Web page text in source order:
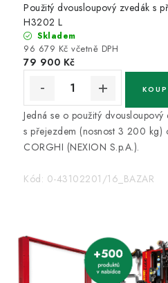
Použitý dvousloupový zvedák s
H3202 L
Skladem
96 679 Kč včetně DPH
79 900 Kč
Jedná se o použitý
s přejezdem (nosnost 3 200 kg)
CORGHI (NEXION S.p.A.).
Kód: 0-43102201/16_BAZAR